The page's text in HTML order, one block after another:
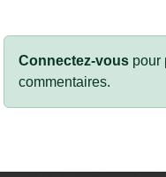
Connectez-vous pour
commentaires.